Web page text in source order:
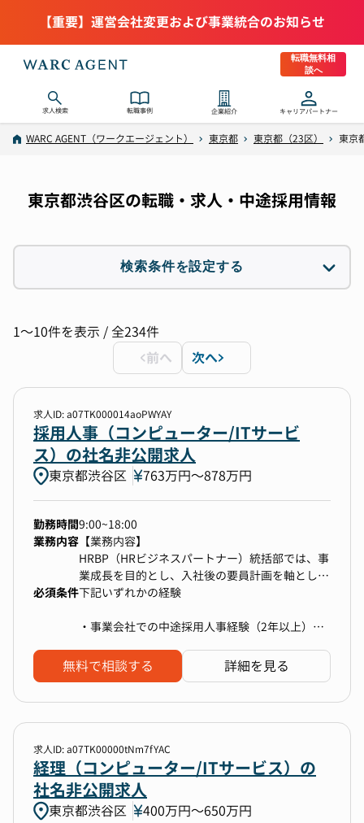
【重要】運営会社変更および事業統合のお知らせ
転職無料相
談へ
求人検索 転職事例 企業紹介 キャリアパートナー
WARC AGENT（ワークエージェント） 東京都 東京都（23区） 東京
東京都渋谷区の転職・求人・中途採用情報
検索条件を設定する
選択なし
1件選択
年収
下限なし〜上限なし
検索する
選択中の条件 すべてクリア
東京都渋谷区
1〜10件を表示 / 全234件
前へ
次へ
求人ID: a07TK000014aoPWYAY
採用人事（コンピューター/ITサービ
ス）の社名非公開求人
東京都渋谷区 763万円〜878万円
勤務時間9:00~18:00
業務内容 【業務内容】
HRBP（HRビジネスパートナー）統括部では、事
業成長を目的とし、入社後の要員計画を軸とした
生産性管理、異動配置、評価などの人事業務全般
本ポジションは、事業や組織戦略に基づいたキャ
チャネル戦略をリードします。
関係者への改善提案
・リファラル採用の取り組み推進
・エージェントおよびスカウトの仕組み化から調
整対応
・関係者との求人内容のすり合わせ、内容の確定
必須条件下記いずれかの経験
・事業会社での中途採用人事経験（2年以上）※
・人材エージェント企業でのリクルーティング営
業経験（2年以上）
無料で相談する 詳細を見る
求人ID: a07TK00000tNm7fYAC
経理（コンピューター/ITサービス）の
社名非公開求人
東京都渋谷区 400万円〜650万円